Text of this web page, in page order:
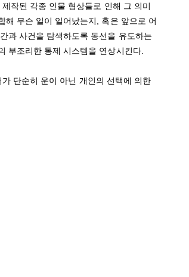
작된 각종 인물 형상들로 인해 그 의미
해 무슨 일이 일어났는지, 혹은 앞으로 어
과 사건을 탐색하도록 동선을 유도하는
부조리한 통제 시스템을 연상시킨다.
단순히 운이 아닌 개인의 선택에 의한